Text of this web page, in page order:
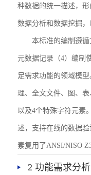
代码（GB/T 4880.1-2005
种数据的统一描述，
数据分析和数据挖掘
本标准的编制遵
元数据记录（4）编制
足需求功能的领域模
理、全文文件、图、
以及4个特殊字符元素
述，支持在线的数据
素复用了ANSI/NISO
2 功能需求分析